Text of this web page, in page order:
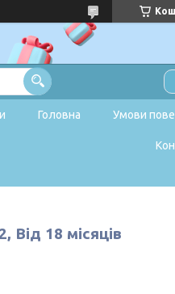
Головна Умови
Від 18 місяців